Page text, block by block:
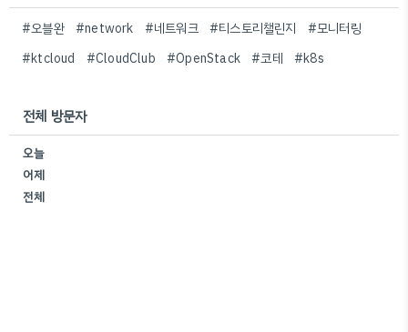
#오블완 #network #네트워크 #티스토리챌린지
#모니터링
#ktcloud
#CloudClub #OpenStack #코테 #k8s
전체 방문자
오늘
어제
전체